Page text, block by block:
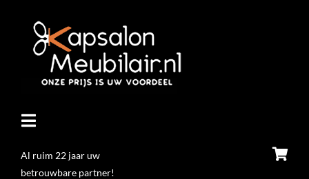
Toggle
Navigatie
Al ruim 22 jaar uw
betrouwbare partner!